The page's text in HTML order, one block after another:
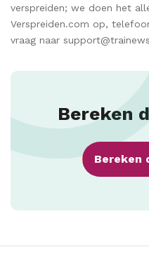
verspreiden; we doen het
Verspreiden.com op,
vraag naar
Bereken
Bereken